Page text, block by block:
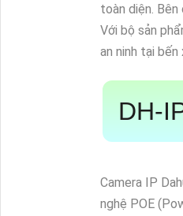
toàn diện.
Với bộ sản
an ninh tại
DH-
Camera IP
nghệ POE